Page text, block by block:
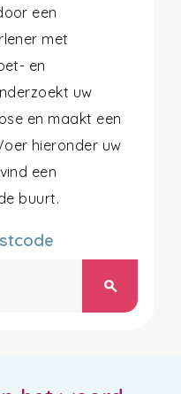
een
met
en
uw
en maakt een
hieronder uw
een
buurt.
search